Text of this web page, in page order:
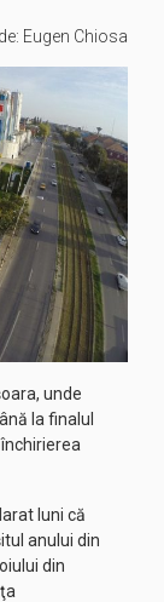
Eugen Chiosa
unde
la finalul
luni că
anului din
din